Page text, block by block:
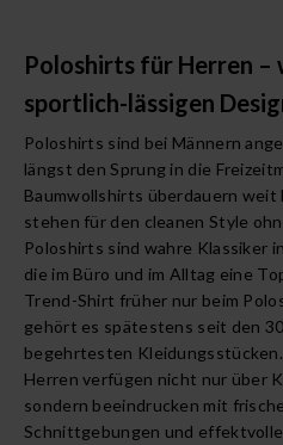
Poloshirts für Herren –
sportlich-lässigen
Poloshirts sind bei Männern
längst den Sprung in die
Baumwollshirts überdauern weit
stehen für den cleanen Style
Poloshirts sind wahre Klassiker
die im Büro und im Alltag eine
Trend-Shirt früher nur beim
gehört es spätestens seit den
begehrtesten
Herren verfügen nicht nur über
sondern beeindrucken mit
Schnittgebungen und